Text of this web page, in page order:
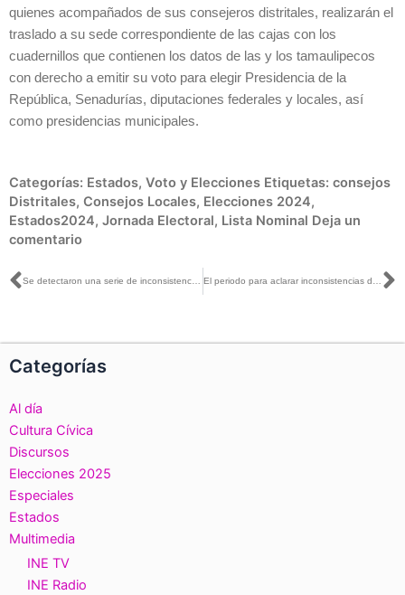
quienes acompañados de sus consejeros distritales, realizarán el
traslado a su sede correspondiente de las cajas con los
cuadernillos que contienen los datos de las y los tamaulipecos
con derecho a emitir su voto para elegir Presidencia de la
República, Senadurías, diputaciones federales y locales, así
como presidencias municipales.
Categorías: Estados, Voto y Elecciones Etiquetas: consejos
Distritales, Consejos Locales, Elecciones 2024,
Estados2024, Jornada Electoral, Lista Nominal Deja un
comentario
Ant
Categorías
Al día
Cultura Cívica
Discursos
Elecciones 2025
Especiales
Estados
Multimedia
INE TV
INE Radio